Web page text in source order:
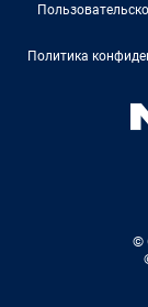
Политика
©